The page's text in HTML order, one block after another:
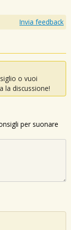
Invia feedback
o vuoi
la discussione!
per suonare